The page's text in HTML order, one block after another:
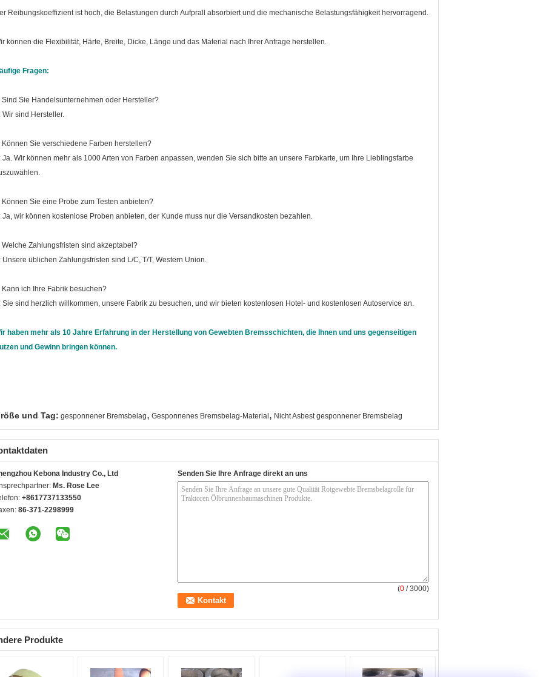
Reibungskoeffizient ist hoch, die Belastungen durch Aufprall absorbiert und die mechanische Belastungsfähigkeit hervorragend.
können die Flexibilität, Härte, Breite, Dicke, Länge und das Material nach Ihrer Anfrage herstellen.
Fragen:
Sind Sie Handelsunternehmen oder Hersteller?
Wir sind Hersteller.
Können Sie verschiedene Farben herstellen?
Ja. Wir können mehr als 1000 Arten von Farben anpassen, wenden Sie sich bitte an unsere Farbkarte, um Ihre Lieblingsfarbe
Können Sie eine Probe zum Testen anbieten?
Ja, wir können kostenlose Proben anbieten, der Kunde muss nur die Versandkosten bezahlen.
Welche Zahlungsfristen sind akzeptabel?
Unsere üblichen Zahlungsfristen sind L/C, T/T, Western Union.
Kann ich Ihre Fabrik besuchen?
Sie sind herzlich willkommen, unsere Fabrik zu besuchen, und wir bieten kostenlosen Hotel- und kostenlosen Autoservice an.
haben mehr als 10 Jahre Erfahrung in der Herstellung von Gewebten Bremsschichten, die Ihnen und uns gegenseitigen
und Gewinn bringen können.
und Tag: gesponnener Bremsbelag, Gesponnenes Bremsbelag-Material , Nicht Asbest gesponnener Bremsbelag
Kebona Industry Co., Ltd
Ms. Rose Lee
+8617737133550
86-371-2298999
Senden Sie Ihre Anfrage direkt an uns
(0 / 3000)
Produkte